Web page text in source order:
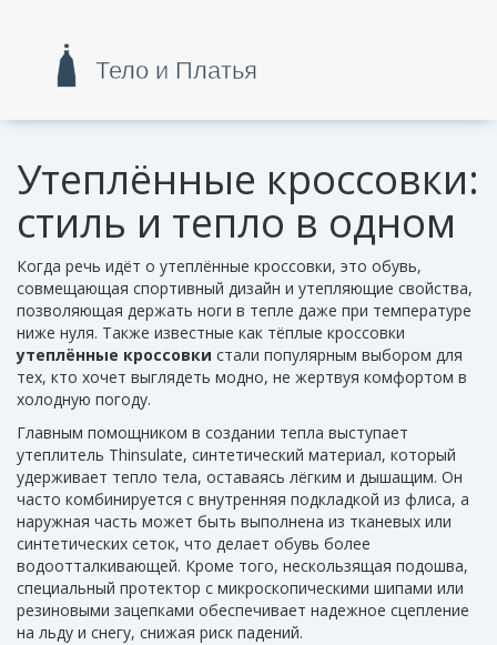
Утеплённые кроссовки:
стиль и тепло в одном
Когда речь идёт о утеплённые кроссовки, это обувь,
совмещающая спортивный дизайн и утепляющие свойства,
позволяющая держать ноги в тепле даже при температуре
ниже нуля. Также известные как тёплые кроссовки
утеплённые кроссовки стали популярным выбором для
тех, кто хочет выглядеть модно, не жертвуя комфортом в
холодную погоду.
Главным помощником в создании тепла выступает
утеплитель Thinsulate, синтетический материал, который
удерживает тепло тела, оставаясь лёгким и дышащим. Он
часто комбинируется с внутренняя подкладкой из флиса, а
наружная часть может быть выполнена из тканевых или
синтетических сеток, что делает обувь более
водоотталкивающей. Кроме того, нескользящая подошва,
специальный протектор с микроскопическими шипами или
резиновыми зацепками обеспечивает надежное сцепление
на льду и снегу, снижая риск падений.